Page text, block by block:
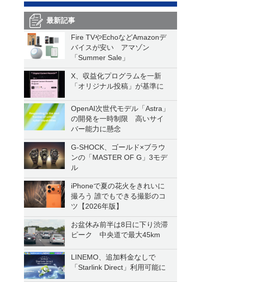
最新記事
Fire TVやEchoなどAmazonデ
バイスが安い アマゾン
「Summer Sale」
X、収益化プログラムを一新
「オリジナル投稿」が基準に
OpenAI次世代モデル「Astra」
の開発を一時制限 高いサイ
バー能力に懸念
G-SHOCK、ゴールド×ブラウ
ンの「MASTER OF G」3モデ
ル
iPhoneで夏の花火をきれいに
撮ろう 誰でもできる撮影のコ
ツ【2026年版】
お盆休み前半は8日に下り渋滞
ピーク 中央道で最大45km
LINEMO、追加料金なしで
「Starlink Direct」利用可能に